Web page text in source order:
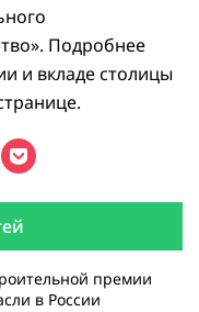
Подробнее
и вкладе столицы
премии
в России